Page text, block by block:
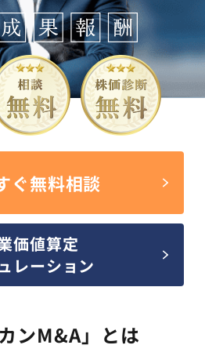
ぐ無料相談
価値算定
レーション
ンM&A」とは